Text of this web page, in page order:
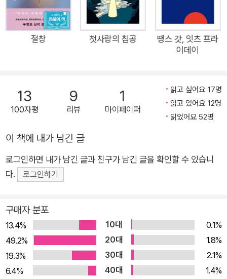
〈어둑시니 이끄는 밤〉
희재가 사는 골목에는 밤 9시 이후에 돌아다니면 살해당한다는
괴담이 돈다. 희재는 괴담의 진원지인 10년 전의 살인 사건에 연
하나뿐인 가로등조차 망가져 어둑한 골목의 밤을 새로 생긴 편의
점이 밝히고, 편의점을 운영하는 정우는 희재에게 호의를 보이며
접근한다. 그와 만남으로써 어둠 속에서 나온 귀신인 어둑시니가
희재의 그림자가 되어 달라붙기까지의 전말이 드러난다.
시기다. 〈1호선에서 빌런을 만났습니다〉의 고은이 빌런에게서 받
은 ‘우주 씨앗’의 싹이 매우 빠르게 자란 이유가 여기에 있다. 마
이너스 기운을 먹고 자라는 생물에게 청년의 머리맡보다 좋은 장
없더라도 일어날 일이다. 한 사람이 거둘 수 있는 마이너스 기운
에는 한계가 있는 까닭이다. 갇혀 있던 기운이 터져 나오는 순간
을 깨닫는다. 전에 없던 힘으로 두려움에 맞서고, 또렷해진 시야
로 다른 존재의 본질을 꿰뚫는다. 폭발은 그저 한순간의 사건이
아니다. 변화는 연쇄적으로 일어난다. 성범죄를 저지른 자가 버젓
이 승승장구하는 직장, 도박판을 중심으로 위계질서가 잡혀 있는
다니면 살해당한다는 소문이 도는 골목길은 이야기가 진행될수
록 다른 의미를 품은 공간으로 변모한다. 옛 세계가 허물어진 자
리에 새로운 세계가 들어서는 것이다. 공간 자체가 아니라 그 안
에서 살아가는 인물이 달라졌기에 일어난 일이다. 기왕 특별해졌
으니 뽐낼 법도 한데, 그들은 이능력으로 영웅이 되려 하지 않는
절창 첫사랑의 침공
땡스 갓, 잇츠 프라
이데이
13
100자평
9
리뷰
1
마이페이퍼
읽고 싶어요 17명
읽고 있어요 12명
읽었어요 52명
이 책에 내가 남긴 글
로그인하면 내가 남긴 글과 친구가 남긴 글을 확인할 수 있습니
다.
로그인하기
구매자 분포
13.4% 10대
0.1%
49.2%
20대
1.8%
19.3%
30대
2.1%
6.4%
40대
1.4%